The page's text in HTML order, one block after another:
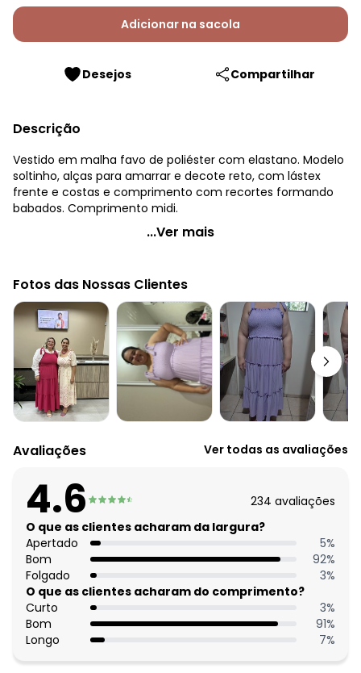
Ganhe 19% OFF Extra em qualquer valor, usando o cupom:
QUINTESS19. Válido para toda loja Quintess, até 07/08/2026.
Adicionar na sacola
Desejos Compartilhar
Descrição
Vestido em malha favo de poliéster com elastano. Modelo
soltinho, alças para amarrar e decote reto, com lástex
frente e costas e comprimento com recortes formando
babados. Comprimento midi.
Quintess - Vestido Menta com Babados e Alças para
Código do produto: 3528750
Modelagem: Solto
Comprimento: Midi
Decote frente: Reto
Complemento: Alças para amarrar; babado; franzido
Tecido: Malha jacquard
Composição: Conforme imagem etiqueta
Histórico de preços
algum dia do mês, para o menor tamanho disponível.
agosto/2026
R$ 89,99
julho/2026
junho/2026 R$ 79,99
maio/2026 N/D*
abril/2026
março/2026 R$ 79,99
fevereiro/2026 N/D*
...Ver mais
Fotos das Nossas Clientes
Avaliações Ver todas as avaliações
4.6 234 avaliações
O que as clientes acharam da largura?
Apertado
5%
Bom
92%
Folgado
3%
O que as clientes acharam do comprimento?
Curto
3%
Bom
91%
Longo
7%